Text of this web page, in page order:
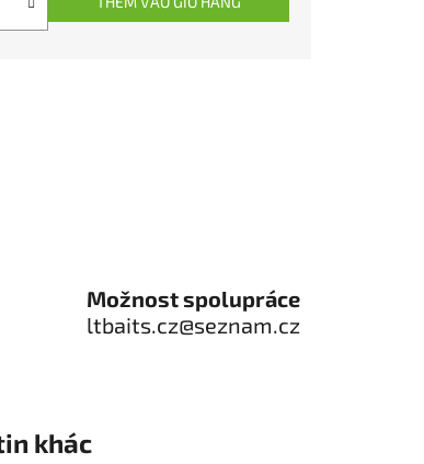
Možnost spolupráce
ltbaits.cz@seznam.cz
khác